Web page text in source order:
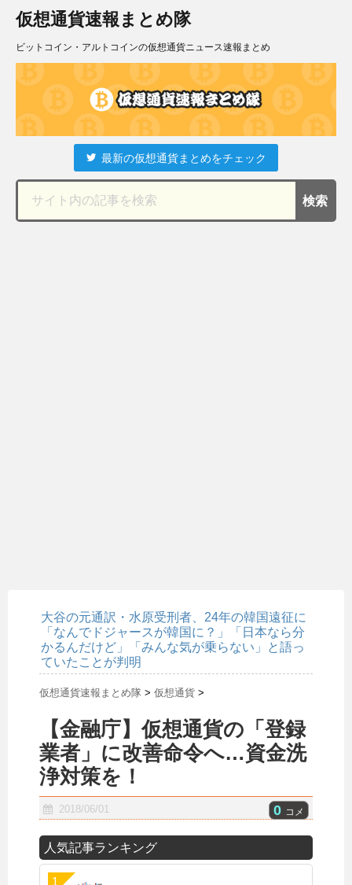
仮想通貨速報まとめ隊
ビットコイン・アルトコインの仮想通貨ニュース速報まとめ
最新の仮想通貨まとめをチェック
大谷の元通訳・水原受刑者、24年の韓国遠征に
「なんでドジャースが韓国に？」「日本なら分
かるんだけど」「みんな気が乗らない」と語っ
ていたことが判明
仮想通貨速報まとめ隊 > 仮想通貨 >
【金融庁】仮想通貨の「登録
業者」に改善命令へ…資金洗
浄対策を！
2018/06/01 0 コメ
人気記事ランキング